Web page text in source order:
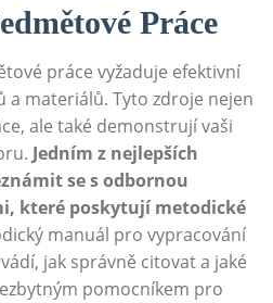
Práce
práce vyžaduje efektivní
a materiálů. Tyto ⁤zdroje nejen
ale ‌také demonstrují vaši
Jedním z nejlepších
se s odbornou
které poskytují metodické
manuál pro vypracování
jak správně citovat ⁢a jaké‍
⁢pomocníkem⁢ pro